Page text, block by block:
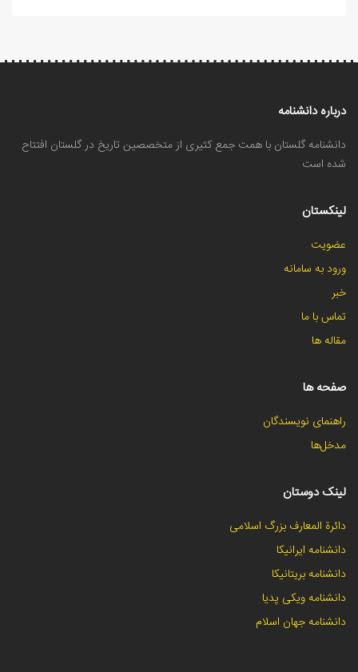
درباره دانشنامه
دانشنامه گلستان با همت جمع کثیری از متخصصین تاریخ در گلستان افتتاح
شده است
لینکستان
عضویت
ورود به سامانه
خبر
تماس با ما
مقاله ها
صفحه ها
راهنمای نویسندگان
مدخل‌ها
لینک دوستان
دائرة المعارف بزرگ اسلامی
دانشنامه ایرانیکا
دانشنامه بریتانیکا
دانشنامه ویکی پدیا
دانشنامه جهان اسلام